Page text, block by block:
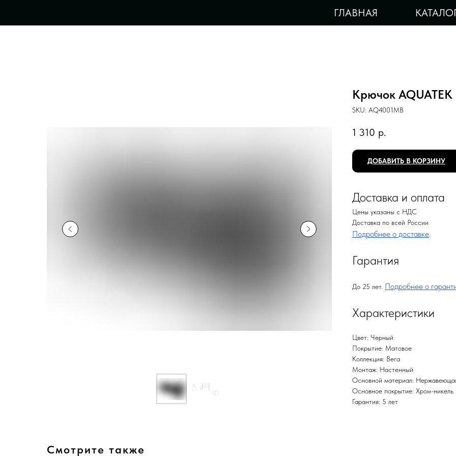
ГЛАВНАЯ
Крючок
SKU: AQ4001MB
1 310 р.
ДОБАВИТЬ В КОРЗИНУ
Доставка и оплата
Цены указаны с НДС
Доставка по всей России
Подробнее о доставке
Гарантия
До 25 лет. Подробнее о
Характеристики
Цвет: Черный
Покрытие: Матовое
Коллекция: Вега
Монтаж: Настенный
Основной материал:
Основное покрытие: Хром-никель
Гарантия: 5 лет
Смотрите также